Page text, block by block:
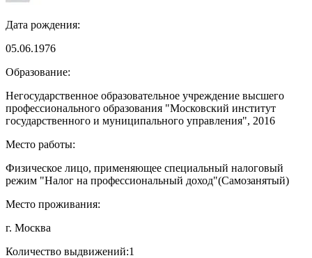
Дата рождения:
05.06.1976
Образование:
Негосударственное образовательное учреждение высшего
профессионального образования "Московский институт
государственного и муниципального управления", 2016
Место работы:
Физическое лицо, применяющее специальный налоговый
режим "Налог на профессиональный доход"(Самозанятый)
Место проживания:
г. Москва
Количество выдвижений:1